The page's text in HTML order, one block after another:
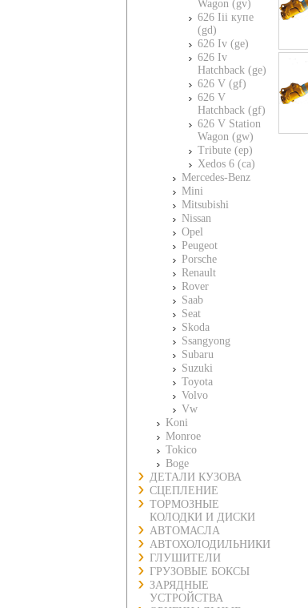
Wagon (gv)
626 Iii купе
(gd)
626 Iv (ge)
626 Iv
Hatchback (ge)
626 V (gf)
626 V
Hatchback (gf)
626 V Station
Wagon (gw)
Tribute (ep)
Xedos 6 (ca)
Mercedes-Benz
Mini
Mitsubishi
Nissan
Opel
Peugeot
Porsche
Renault
Rover
Saab
Seat
Skoda
Ssangyong
Subaru
Suzuki
Toyota
Volvo
Vw
Koni
Monroe
Tokico
Boge
ДЕТАЛИ КУЗОВА
СЦЕПЛЕНИЕ
ТОРМОЗНЫЕ
КОЛОДКИ И ДИСКИ
АВТОМАСЛА
АВТОХОЛОДИЛЬНИКИ
ГЛУШИТЕЛИ
ГРУЗОВЫЕ БОКСЫ
ЗАРЯДНЫЕ
УСТРОЙСТВА